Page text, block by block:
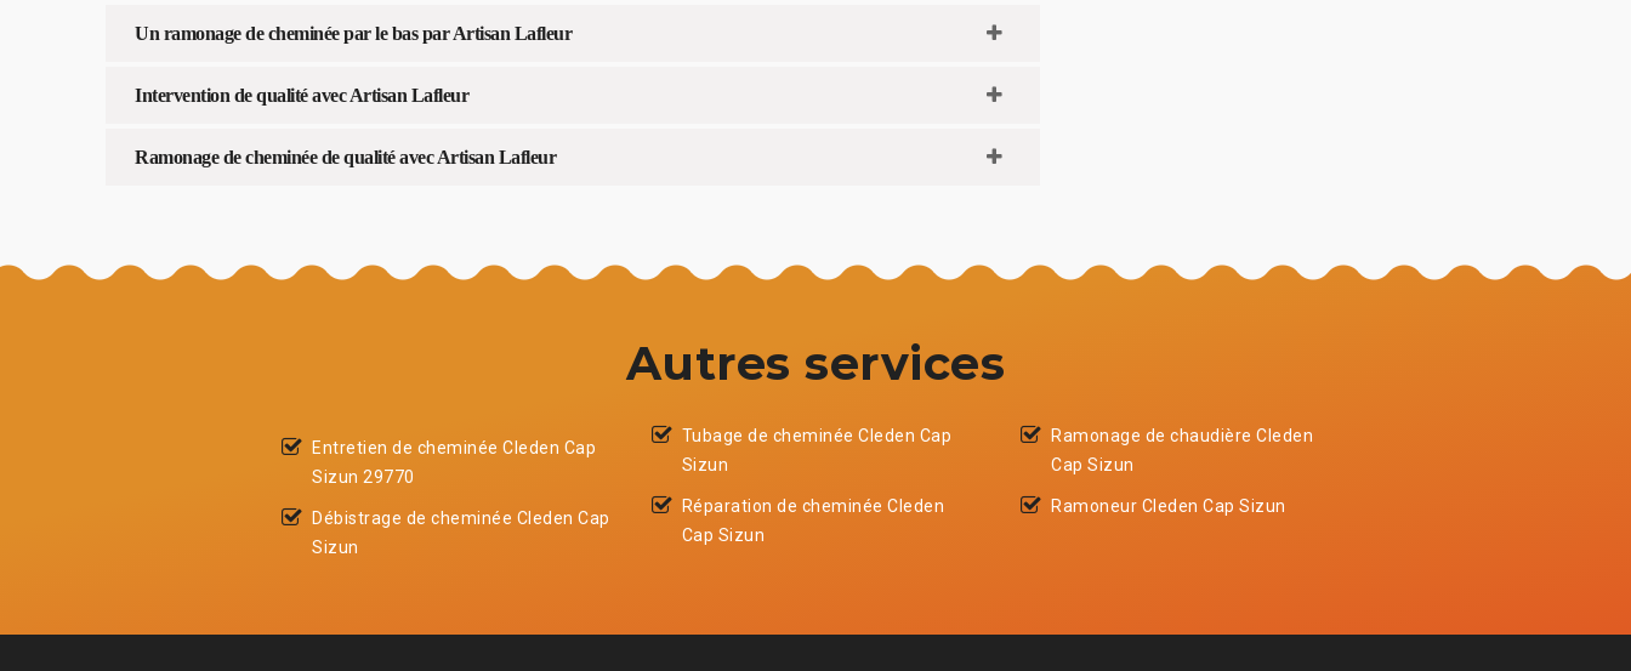
Un ramonage de cheminée par le bas par Artisan Lafleur
Intervention de qualité avec Artisan Lafleur
Ramonage de cheminée de qualité avec Artisan Lafleur
Autres services
Entretien de cheminée Cleden Cap
Sizun 29770
Débistrage de cheminée Cleden Cap
Sizun
Tubage de cheminée Cleden Cap
Sizun
Réparation de cheminée Cleden
Cap Sizun
Ramonage de chaudière Cleden
Cap Sizun
Ramoneur Cleden Cap Sizun